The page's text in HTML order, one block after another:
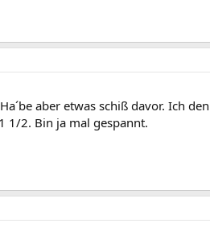
aber etwas schiß davor. Ich
1/2. Bin ja mal gespannt.